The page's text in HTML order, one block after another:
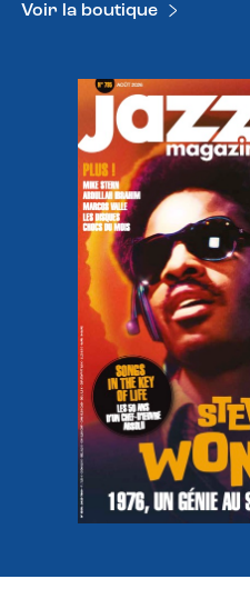
Voir la boutique